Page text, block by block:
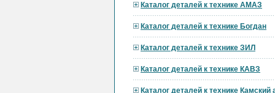
Каталог деталей к технике АМАЗ
Каталог деталей к технике Богдан
Каталог деталей к технике ЗИЛ
Каталог деталей к технике КАВЗ
Каталог деталей к технике Камский